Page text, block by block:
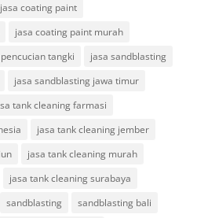
jasa coating paint
jasa coating paint murah
tangki
jasa sandblasting
jasa sandblasting jawa timur
tank cleaning farmasi
jasa tank cleaning jember
jasa tank cleaning murah
jasa tank cleaning surabaya
sandblasting
sandblasting bali